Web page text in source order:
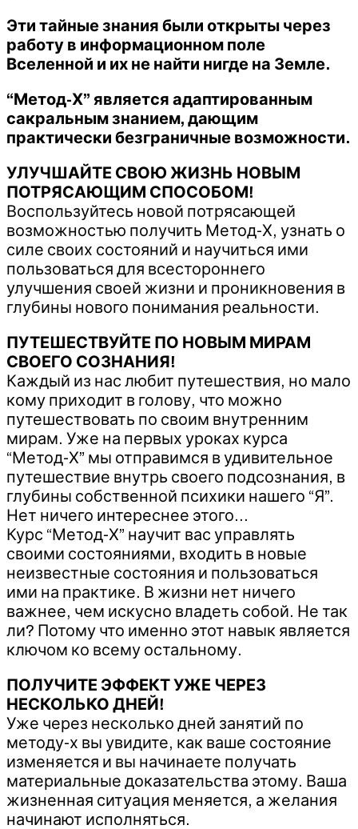
Эти тайные знания были открыты через
работу в информационном поле
Вселенной и их не найти нигде на Земле.
“Метод-Х” является адаптированным
сакральным знанием, дающим
практически безграничные возможности.
УЛУЧШАЙТЕ СВОЮ ЖИЗНЬ НОВЫМ
ПОТРЯСАЮЩИМ СПОСОБОМ!
Воспользуйтесь новой потрясающей
возможностью получить Метод-Х, узнать о
силе своих состояний и научиться ими
пользоваться для всестороннего
улучшения своей жизни и проникновения в
глубины нового понимания реальности.
ПУТЕШЕСТВУЙТЕ ПО НОВЫМ МИРАМ
СВОЕГО СОЗНАНИЯ!
Каждый из нас любит путешествия, но мало
кому приходит в голову, что можно
путешествовать по своим внутренним
мирам. Уже на первых уроках курса
“Метод-Х” мы отправимся в удивительное
путешествие внутрь своего подсознания, в
глубины собственной психики нашего “Я”.
Нет ничего интереснее этого…
Курс “Метод-Х” научит вас управлять
своими состояниями, входить в новые
неизвестные состояния и пользоваться
ими на практике. В жизни нет ничего
важнее, чем искусно владеть собой. Не так
ли? Потому что именно этот навык является
ключом ко всему остальному.
ПОЛУЧИТЕ ЭФФЕКТ УЖЕ ЧЕРЕЗ
НЕСКОЛЬКО ДНЕЙ!
Уже через несколько дней занятий по
методу-х вы увидите, как ваше состояние
изменяется и вы начинаете получать
материальные доказательства этому. Ваша
жизненная ситуация меняется, а желания
начинают исполняться.